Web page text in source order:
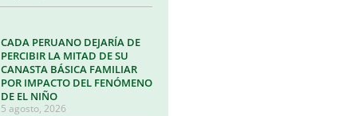
CADA PERUANO DEJARÍA DE
PERCIBIR LA MITAD DE SU
CANASTA BÁSICA FAMILIAR
POR IMPACTO DEL FENÓMENO
DE EL NIÑO
5 agosto, 2026